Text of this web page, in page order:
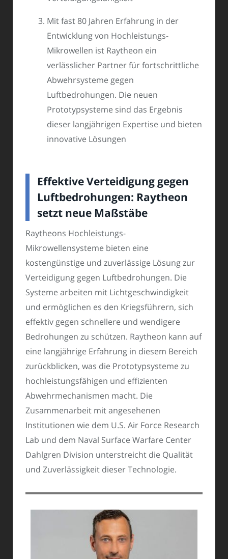
Mit fast 80 Jahren Erfahrung in der
Entwicklung von Hochleistungs-
Mikrowellen ist Raytheon ein
verlässlicher Partner für fortschrittliche
Abwehrsysteme gegen
Luftbedrohungen. Die neuen
Prototypsysteme sind das Ergebnis
dieser langjährigen Expertise und bieten
innovative Lösungen
Effektive Verteidigung gegen
Luftbedrohungen: Raytheon
setzt neue Maßstäbe
Raytheons Hochleistungs-
Mikrowellensysteme bieten eine
kostengünstige und zuverlässige Lösung zur
Verteidigung gegen Luftbedrohungen. Die
Systeme arbeiten mit Lichtgeschwindigkeit
und ermöglichen es den Kriegsführern, sich
effektiv gegen schnellere und wendigere
Bedrohungen zu schützen. Raytheon kann auf
eine langjährige Erfahrung in diesem Bereich
zurückblicken, was die Prototypsysteme zu
hochleistungsfähigen und effizienten
Abwehrmechanismen macht. Die
Zusammenarbeit mit angesehenen
Institutionen wie dem U.S. Air Force Research
Lab und dem Naval Surface Warfare Center
Dahlgren Division unterstreicht die Qualität
und Zuverlässigkeit dieser Technologie.